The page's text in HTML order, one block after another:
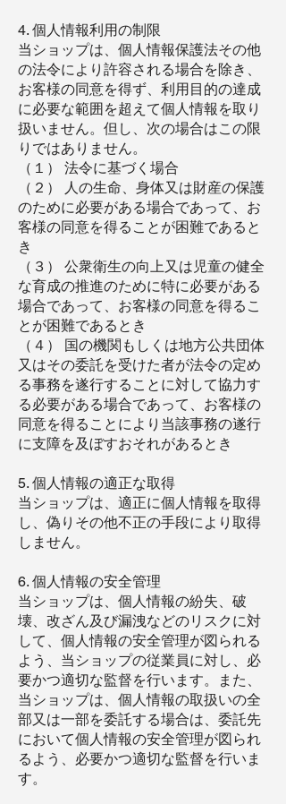
4. 個人情報利用の制限
当ショップは、個人情報保護法その他
の法令により許容される場合を除き、
お客様の同意を得ず、利用目的の達成
に必要な範囲を超えて個人情報を取り
扱いません。但し、次の場合はこの限
りではありません。
（１） 法令に基づく場合
（２） 人の生命、身体又は財産の保護
のために必要がある場合であって、お
客様の同意を得ることが困難であると
き
（３） 公衆衛生の向上又は児童の健全
な育成の推進のために特に必要がある
場合であって、お客様の同意を得るこ
とが困難であるとき
（４） 国の機関もしくは地方公共団体
又はその委託を受けた者が法令の定め
る事務を遂行することに対して協力す
る必要がある場合であって、お客様の
同意を得ることにより当該事務の遂行
に支障を及ぼすおそれがあるとき
5. 個人情報の適正な取得
当ショップは、適正に個人情報を取得
し、偽りその他不正の手段により取得
しません。
6. 個人情報の安全管理
当ショップは、個人情報の紛失、破
壊、改ざん及び漏洩などのリスクに対
して、個人情報の安全管理が図られる
よう、当ショップの従業員に対し、必
要かつ適切な監督を行います。また、
当ショップは、個人情報の取扱いの全
部又は一部を委託する場合は、委託先
において個人情報の安全管理が図られ
るよう、必要かつ適切な監督を行いま
す。